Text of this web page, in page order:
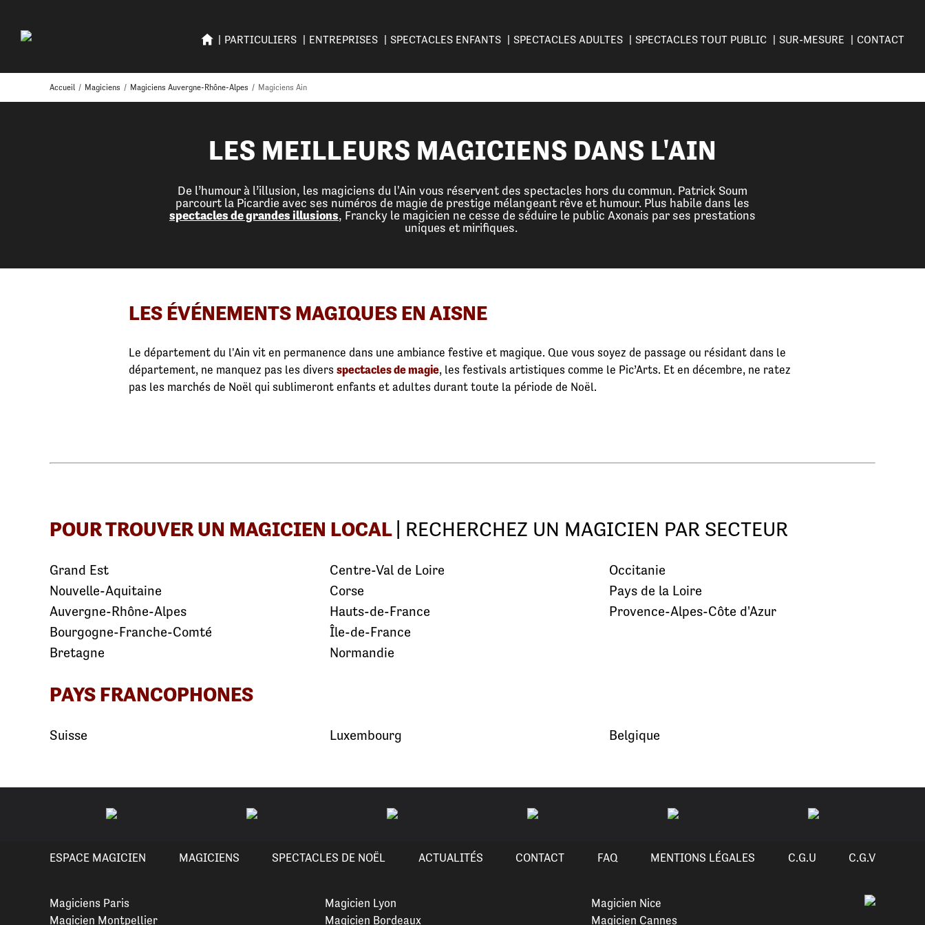
PARTICULIERS ENTREPRISES SPECTACLES ENFANTS SPECTACLES ADULTES SPECTACLES TOUT PUBLIC SUR-MESURE CONTACT
Accueil / Magiciens / Magiciens Auvergne-Rhône-Alpes / Magiciens Ain
LES MEILLEURS MAGICIENS DANS L'AIN
De l’humour à l’illusion, les magiciens du l'Ain vous réservent des spectacles hors du commun. Patrick Soum
parcourt la Picardie avec ses numéros de magie de prestige mélangeant rêve et humour. Plus habile dans les
spectacles de grandes illusions, Francky le magicien ne cesse de séduire le public Axonais par ses prestations
uniques et mirifiques.
LES ÉVÉNEMENTS MAGIQUES EN AISNE
Le département du l'Ain vit en permanence dans une ambiance festive et magique. Que vous soyez de passage ou résidant dans le
département, ne manquez pas les divers spectacles de magie, les festivals artistiques comme le Pic’Arts. Et en décembre, ne ratez
pas les marchés de Noël qui sublimeront enfants et adultes durant toute la période de Noël.
POUR TROUVER UN MAGICIEN LOCAL | RECHERCHEZ UN MAGICIEN PAR SECTEUR
Grand Est
Nouvelle-Aquitaine
Auvergne-Rhône-Alpes
Bourgogne-Franche-Comté
Bretagne
Centre-Val de Loire
Corse
Hauts-de-France
Île-de-France
Normandie
Occitanie
Pays de la Loire
Provence-Alpes-Côte d'Azur
PAYS FRANCOPHONES
Suisse Luxembourg Belgique
ESPACE MAGICIEN MAGICIENS SPECTACLES DE NOËL ACTUALITÉS CONTACT FAQ MENTIONS LÉGALES C.G.U C.G.V
Magiciens Paris
Magicien Montpellier
Magicien Lyon
Magicien Bordeaux
Magicien Nice
Magicien Cannes